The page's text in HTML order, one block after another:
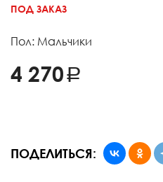
ПОД ЗАКАЗ
Пол: Мальчики
4 270
ПОДЕЛИТЬСЯ: